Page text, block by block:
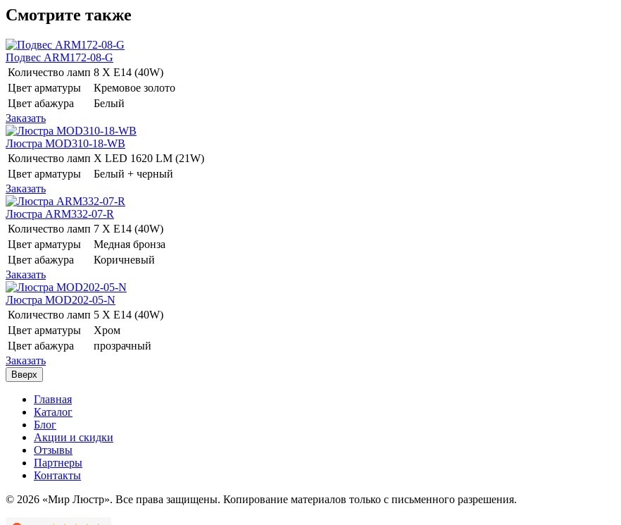
Смотрите также
Подвес ARM172-08-G
Количество ламп 8 Х E14 (40W)
Цвет арматуры
Кремовое золото
Цвет абажура
Белый
Заказать
Люстра MOD310-18-WB
Количество ламп Х LED 1620 LM (21W)
Цвет арматуры
Белый + черный
Заказать
Люстра ARM332-07-R
Количество ламп 7 Х E14 (40W)
Цвет арматуры
Медная бронза
Цвет абажура
Коричневый
Заказать
Люстра MOD202-05-N
Количество ламп 5 Х E14 (40W)
Цвет арматуры
Хром
Цвет абажура
прозрачный
Заказать
Вверх
Главная
Каталог
Блог
Акции и скидки
Отзывы
Партнеры
Контакты
© 2026 «Мир Люстр». Все права защищены. Копирование материалов только с письменного разрешения.